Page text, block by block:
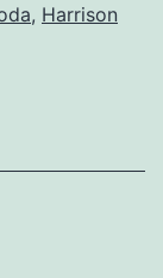
, Harrison